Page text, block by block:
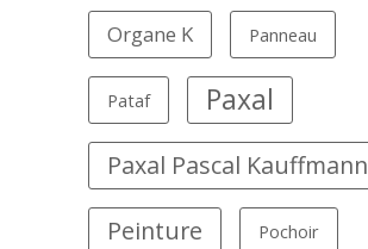
Organe K Panneau
Pataf Paxal
Paxal Pascal Kauffmann
Peinture Pochoir